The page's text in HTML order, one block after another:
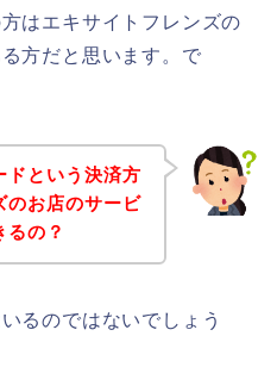
はエキサイトフレンズの
方だと思います。で
ドという決済方
のお店のサービ
るの？
るのではないでしょう